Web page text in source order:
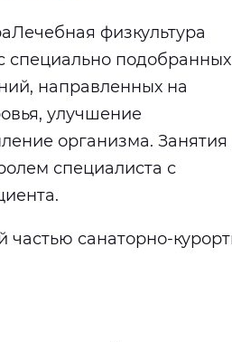
Лечебная физкультура
подобранных
направленных на
улучшение
организма. Занятия
специалиста с
санаторно-